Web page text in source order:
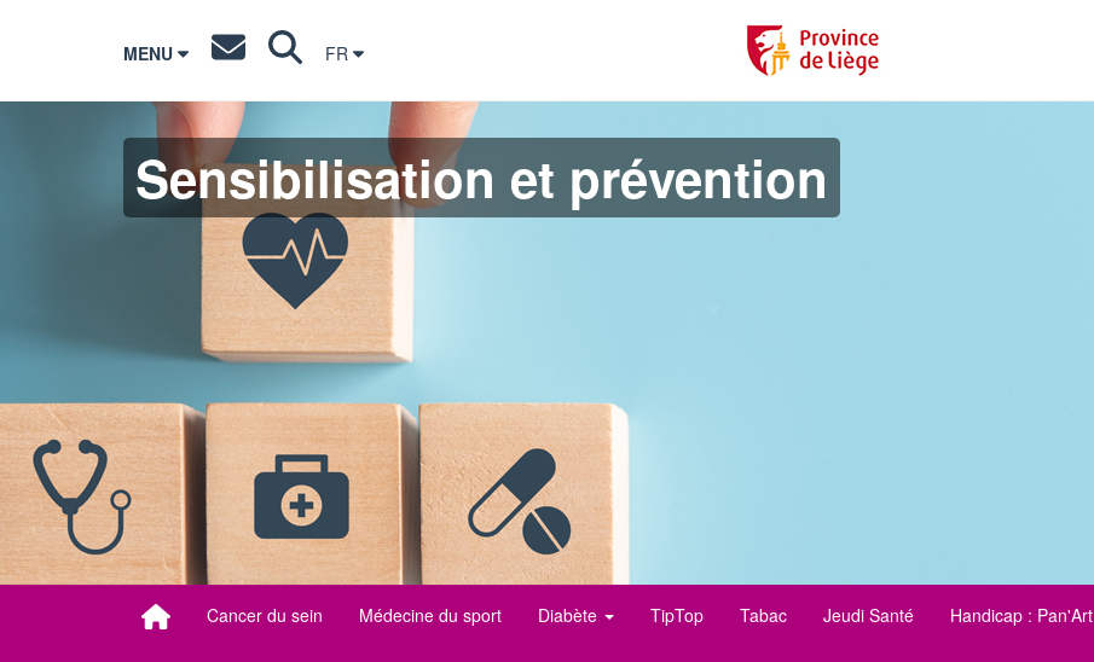
MENU FR
Sensibilisation et prévention
Cancer du sein Médecine du sport Diabète TipTop Tabac Jeudi Santé Handicap : Pan'Art